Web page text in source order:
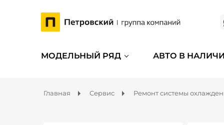
МОДЕЛЬНЫЙ РЯД АВТО В
Главная Сервис Ремонт системы